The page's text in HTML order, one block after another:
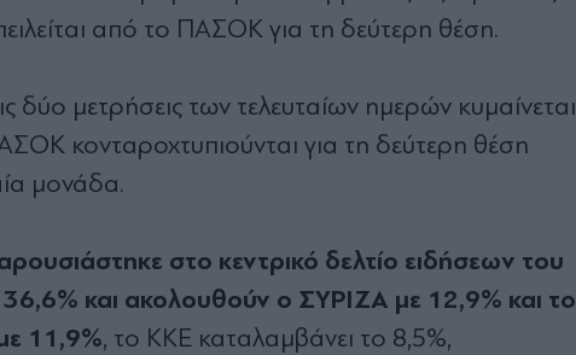
από το ΠΑΣΟΚ για τη δεύτερη θέση.
μετρήσεις των τελευταίων ημερών κυμαίνεται
κονταροχτυπιούνται για τη δεύτερη θέση
μονάδα.
στο κεντρικό δελτίο ειδήσεων του
και ακολουθούν ο ΣΥΡΙΖΑ με 12,9% και το
11,9%, το ΚΚΕ καταλαμβάνει το 8,5%,